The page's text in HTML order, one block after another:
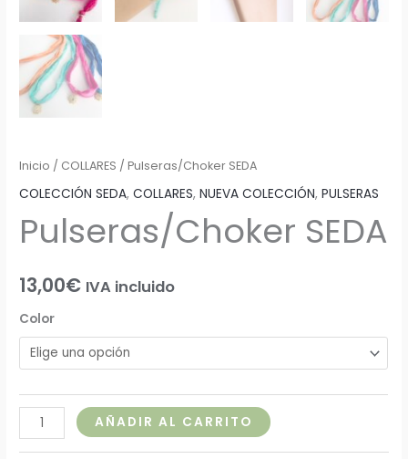
Inicio / COLLARES / Pulseras/Choker SEDA
COLECCIÓN SEDA,COLLARES,NUEVA COLECCIÓN,PULSERAS
Pulseras/Choker SEDA
13,00€ IVA incluido
Color
AÑADIR AL CARRITO